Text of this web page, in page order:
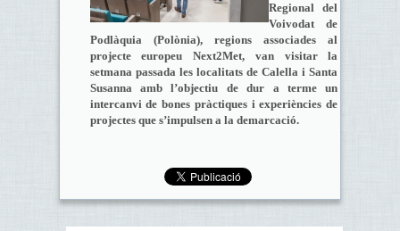
Regional del
Voivodat de
Podlàquia (Polònia), regions associades al
projecte europeu Next2Met, van visitar la
setmana passada les localitats de Calella i Santa
Susanna amb l’objectiu de dur a terme un
intercanvi de bones pràctiques i experiències de
projectes que s’impulsen a la demarcació.